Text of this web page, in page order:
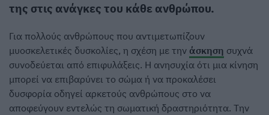
της στις ανάγκες του κάθε ανθρώπου.
Για πολλούς ανθρώπους που αντιμετωπίζουν
μυοσκελετικές δυσκολίες, η σχέση με την άσκηση συχνά
συνοδεύεται από επιφυλάξεις. Η ανησυχία ότι μια κίνηση
μπορεί να επιβαρύνει το σώμα ή να προκαλέσει
δυσφορία οδηγεί αρκετούς ανθρώπους στο να
αποφεύγουν εντελώς τη σωματική δραστηριότητα. Την